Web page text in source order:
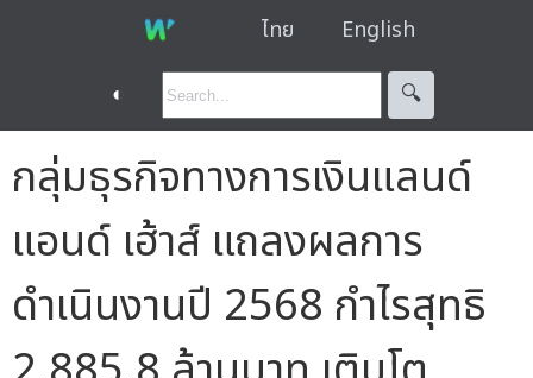
ไทย English
◐ 🔍︎
กลุ่มธุรกิจทางการเงินแลนด์
แอนด์ เฮ้าส์ แถลงผลการ
ดำเนินงานปี 2568 กำไรสุทธิ